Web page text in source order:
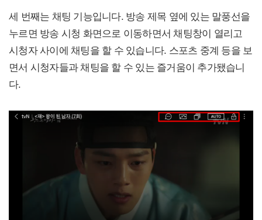
세 번째는 채팅 기능입니다. 방송 제목 옆에 있는 말풍선을
누르면 방송 시청 화면으로 이동하면서 채팅창이 열리고
시청자 사이에 채팅을 할 수 있습니다. 스포츠 중계 등을 보
면서 시청자들과 채팅을 할 수 있는 즐거움이 추가됐습니
다.